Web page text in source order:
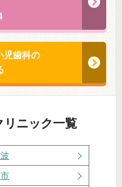
児歯科の
リニック一覧